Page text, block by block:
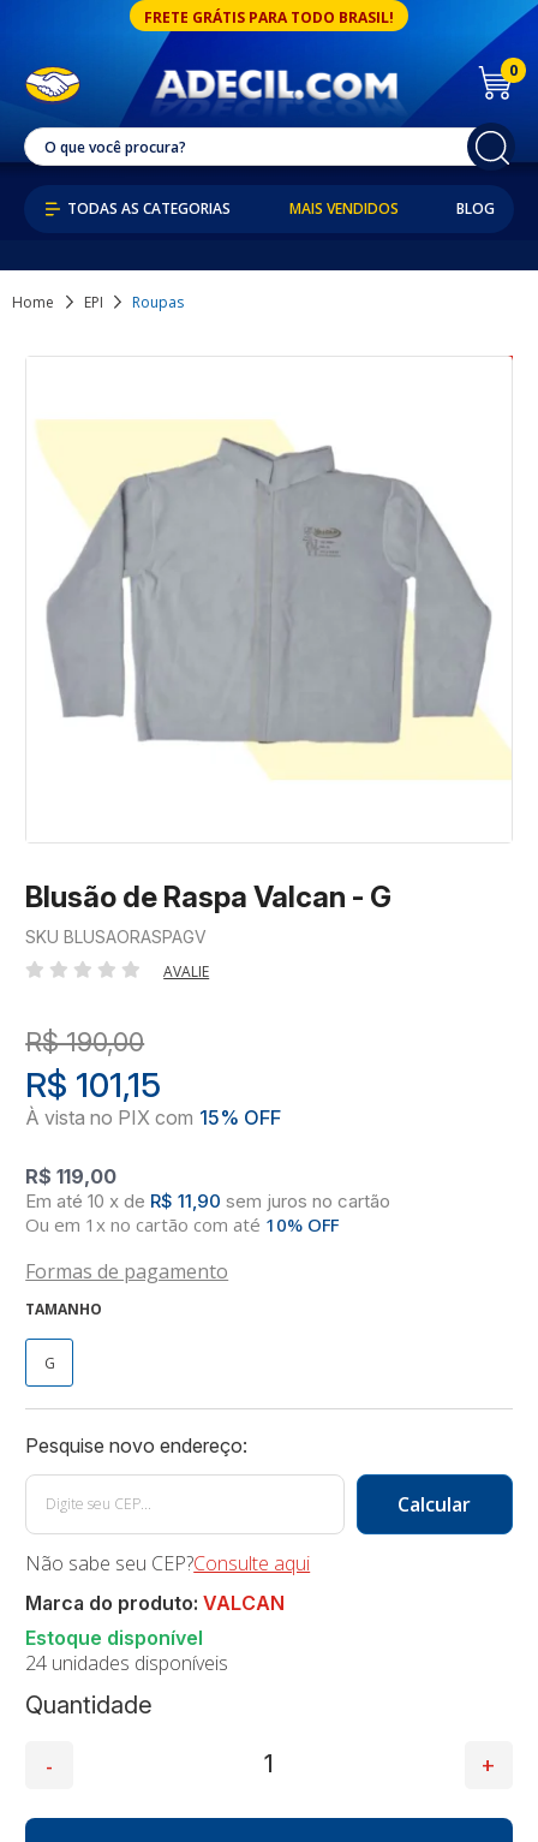
FRETE GRÁTIS PARA TODO BRASIL!
0
MAIS VENDIDOS BLOG
Home EPI Roupas
Blusão de Raspa Valcan - G
SKU BLUSAORASPAGV
AVALIE
R$ 190,00
R$ 119,00
R$ 101,15
10 x de R$ 11,90 sem juros no cartão
Ou em 1x no cartão com até 10% OFF
Formas de pagamento
TAMANHO
G
Quantidade
Não sabe seu CEP?Consulte aqui
24 unidades disponíveis
Marca do produto:VALCAN